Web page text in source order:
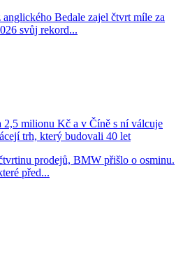
Bedale zajel čtvrt míle za
svůj rekord...
milionu Kč a v Číně s ní válcuje
trh, který budovali 40 let
prodejů, BMW přišlo o osminu.
před...